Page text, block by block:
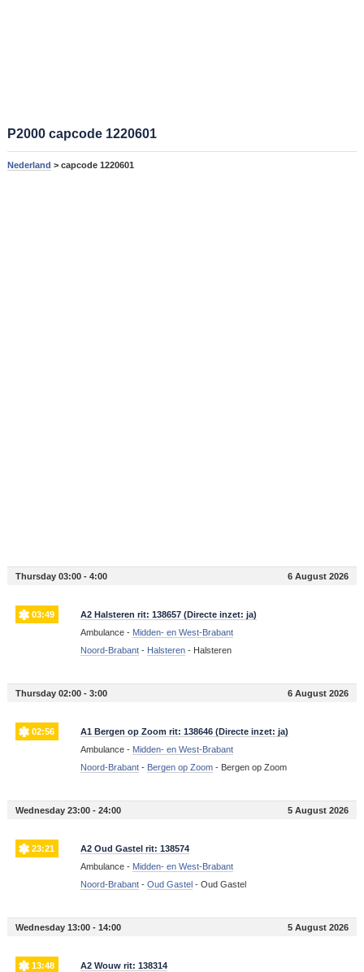
P2000 capcode 1220601
Nederland > capcode 1220601
Thursday 03:00 - 4:00 6 August 2026
03:49
A2 Halsteren rit: 138657 (Directe inzet: ja)
Ambulance - Midden- en West-Brabant
Noord-Brabant- Halsteren- Halsteren
Thursday 02:00 - 3:00 6 August 2026
02:56
A1 Bergen op Zoom rit: 138646 (Directe inzet: ja)
Ambulance - Midden- en West-Brabant
Noord-Brabant- Bergen op Zoom- Bergen op Zoom
Wednesday 23:00 - 24:00 5 August 2026
23:21
A2 Oud Gastel rit: 138574
Ambulance - Midden- en West-Brabant
Noord-Brabant- Oud Gastel - Oud Gastel
Wednesday 13:00 - 14:00 5 August 2026
13:48
A2 Wouw rit: 138314